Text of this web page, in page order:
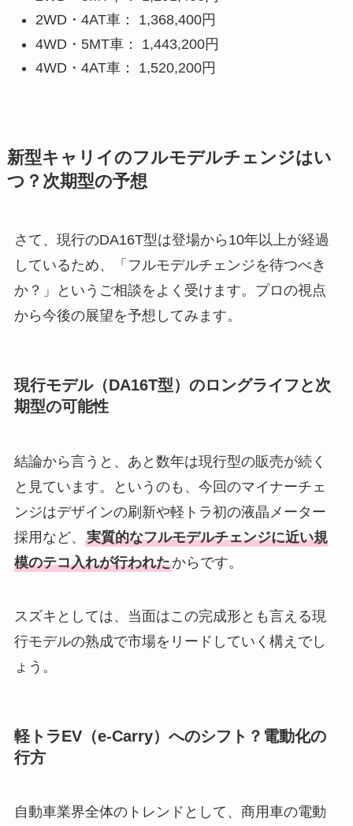
2WD・4AT車： 1,368,400円
4WD・5MT車： 1,443,200円
4WD・4AT車： 1,520,200円
新型キャリイのフルモデルチェンジはい
つ？次期型の予想
さて、現行のDA16T型は登場から10年以上が経過
しているため、「フルモデルチェンジを待つべき
か？」というご相談をよく受けます。プロの視点
から今後の展望を予想してみます。
現行モデル（DA16T型）のロングライフと次
期型の可能性
結論から言うと、あと数年は現行型の販売が続く
と見ています。というのも、今回のマイナーチェ
ンジはデザインの刷新や軽トラ初の液晶メーター
採用など、 実質的なフルモデルチェンジに近い規
模のテコ入れが行われたからです。
スズキとしては、当面はこの完成形とも言える現
行モデルの熟成で市場をリードしていく構えでし
ょう。
軽トラEV（e-Carry）へのシフト？電動化の
行方
自動車業界全体のトレンドとして、商用車の電動